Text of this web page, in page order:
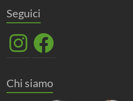
Seguici
InstagramFacebook
Chi siamo